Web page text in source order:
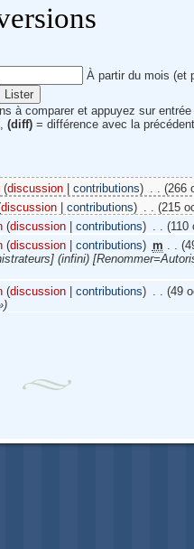
À partir du mois (et
à comparer et appuyez sur
(diff)= différence avec la
(discussion| contributions) . . (266
discussion| contributions) . . (215
(discussion| contributions) . . (110
(discussion| contributions) m . .
(infini)
(discussion| contributions) . . (49